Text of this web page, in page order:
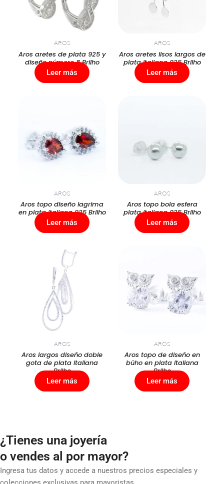
AROS
Aros aretes de plata 925 y
diseño número 8 Brilho
Leer más
AROS
Aros aretes lisos largos de
plata Italiana 925 Brilho
Leer más
AROS
Aros topo diseño lagrima
en plata italiana 925 Brilho
Leer más
AROS
Aros topo bola esfera
plata italiana 925 Brilho
Leer más
AROS
Aros largos diseño doble
gota de plata italiana
Brilho
Leer más
AROS
Aros topo de diseño en
búho en plata italiana
Brilho
Leer más
¿Tienes una joyería
o vendes al por mayor?
Ingresa tus datos y accede a nuestros precios especiales y